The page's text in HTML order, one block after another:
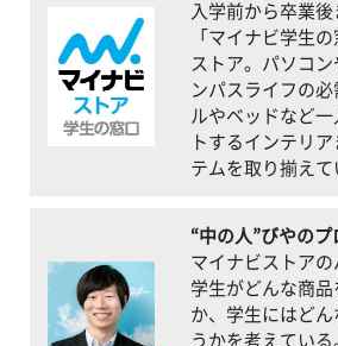
入学前から卒業
「マイナビ学生
ストア。パソコ
ンパスライフの
ルやベッドなど
トするインテリ
テムを取り揃えて
“中の人”びやの
マイナビストアの
学生がどんな商
か、学生にはど
うかを考えてい